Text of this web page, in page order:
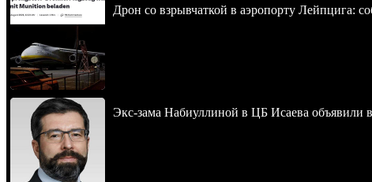
Дрон со взрывчаткой в аэропорту Лейпцига:
Экс-зама Набиуллиной в ЦБ Исаева объявили